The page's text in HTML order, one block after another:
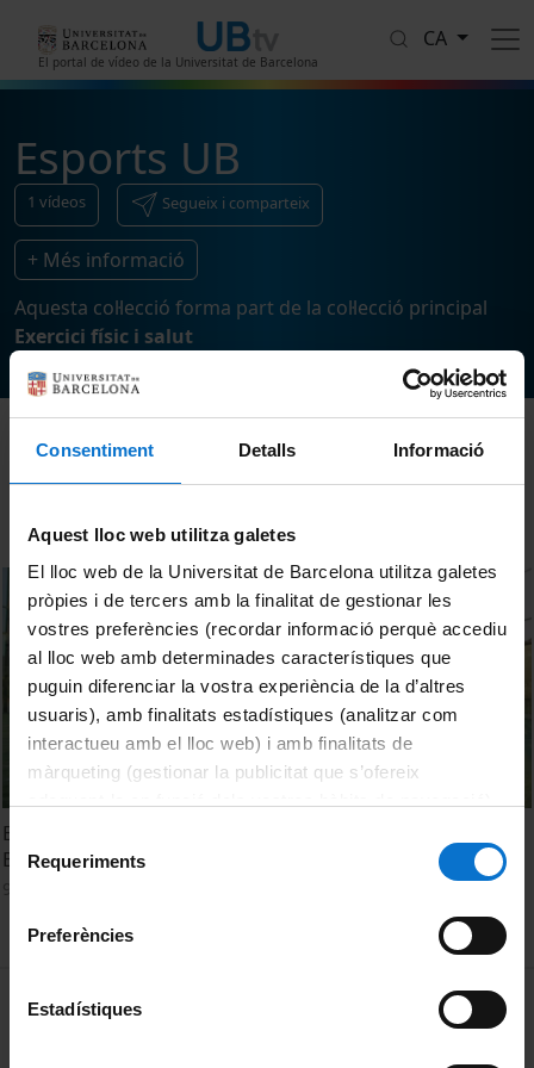
Consentiment Detalls Informació
Aquest lloc web utilitza galetes
El lloc web de la Universitat de Barcelona utilitza galetes
pròpies i de tercers amb la finalitat de gestionar les
vostres preferències (recordar informació perquè accediu
al lloc web amb determinades característiques que
puguin diferenciar la vostra experiència de la d’altres
usuaris), amb finalitats estadístiques (analitzar com
interactueu amb el lloc web) i amb finalitats de
màrqueting (gestionar la publicitat que s’ofereix
consultar laPolítica de galetes del lloc web de la
Selecció
de Requeriments
Preferències
Estadístiques
El portal de vídeo de la Universitat de Barcelona
CA
Esports UB
1 vídeos Segueix i comparteix
+ Més informació
Aquesta col·lecció forma part de la col·lecció principal
Exercici físic i salut
Esports UB. Instal·lacions esportives de la Universitat de
Barcelona
MENÚ PEU 1